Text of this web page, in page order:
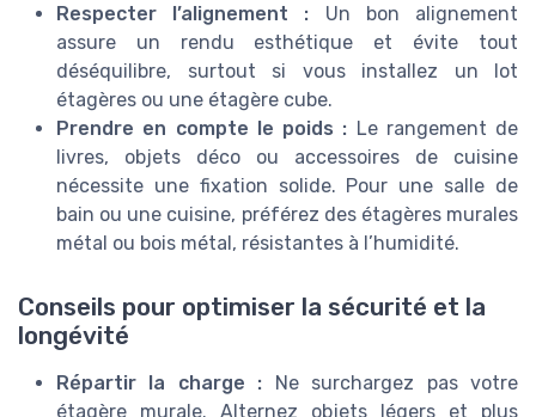
Respecter l’alignement : Un bon alignement
assure un rendu esthétique et évite tout
déséquilibre, surtout si vous installez un lot
étagères ou une étagère cube.
Prendre en compte le poids : Le rangement de
livres, objets déco ou accessoires de cuisine
nécessite une fixation solide. Pour une salle de
bain ou une cuisine, préférez des étagères murales
métal ou bois métal, résistantes à l’humidité.
Conseils pour optimiser la sécurité et la
longévité
Répartir la charge : Ne surchargez pas votre
étagère murale. Alternez objets légers et plus